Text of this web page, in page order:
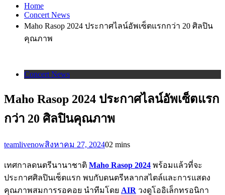
Home
Concert News
Maho Rasop 2024 ประกาศไลน์อัพเซ็ตแรกกว่า 20 ศิลปิน
คุณภาพ
Concert News
Maho Rasop 2024 ประกาศไลน์อัพเซ็ตแรก
กว่า 20 ศิลปินคุณภาพ
teamlivenowสิงหาคม 27, 202402 mins
เทศกาลดนตรีนานาชาติ Maho Rasop 2024 พร้อมแล้วที่จะ
ประกาศศิลปินเซ็ตแรก พบกับดนตรีหลากสไตล์และการแสดง
คุณภาพสมการรอคอย นำทีมโดย AIR วงดูโออิเล็กทรอนิกา